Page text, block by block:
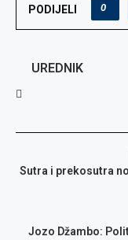
PODIJELI 0
UREDNIK
Sutra i prekosutra
Jozo Džambo: